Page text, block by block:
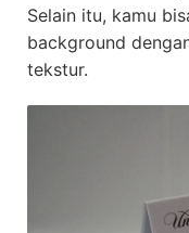
Selain itu, kamu
background
tekstur.